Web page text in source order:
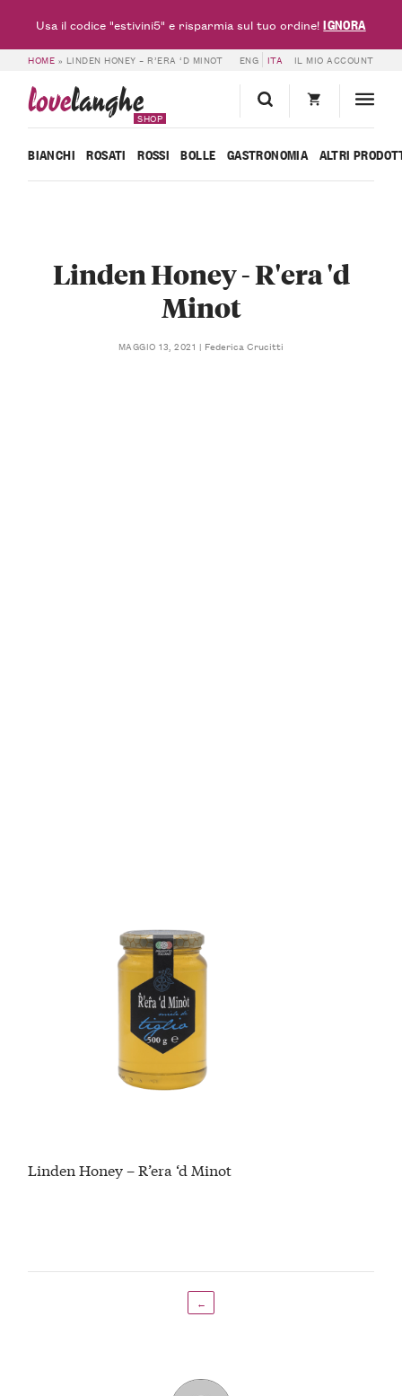
HOME » LINDEN HONEY – R’ERA ‘D MINOT ENG ITA IL MIO ACCOUNT
lovelanghe
SHOP
BIANCHI ROSATI ROSSI BOLLE GASTRONOMIA ALTRI
Linden Honey - R'era 'd
Minot
MAGGIO 13, 2021 Federica Crucitti
Linden Honey – R’era ‘d Minot
←
Usa il codice "estivini5" e risparmia sul tuo ordine!IGNORA